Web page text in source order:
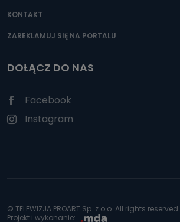
KONTAKT
ZAREKLAMUJ SIĘ NA PORTALU
DOŁĄCZ DO NAS
Facebook
Instagram
© TELEWIZJA PROART Sp. z o.o. All rights reserved.
Projekt i wykonanie: